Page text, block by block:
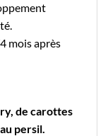
mois après
de carottes
persil